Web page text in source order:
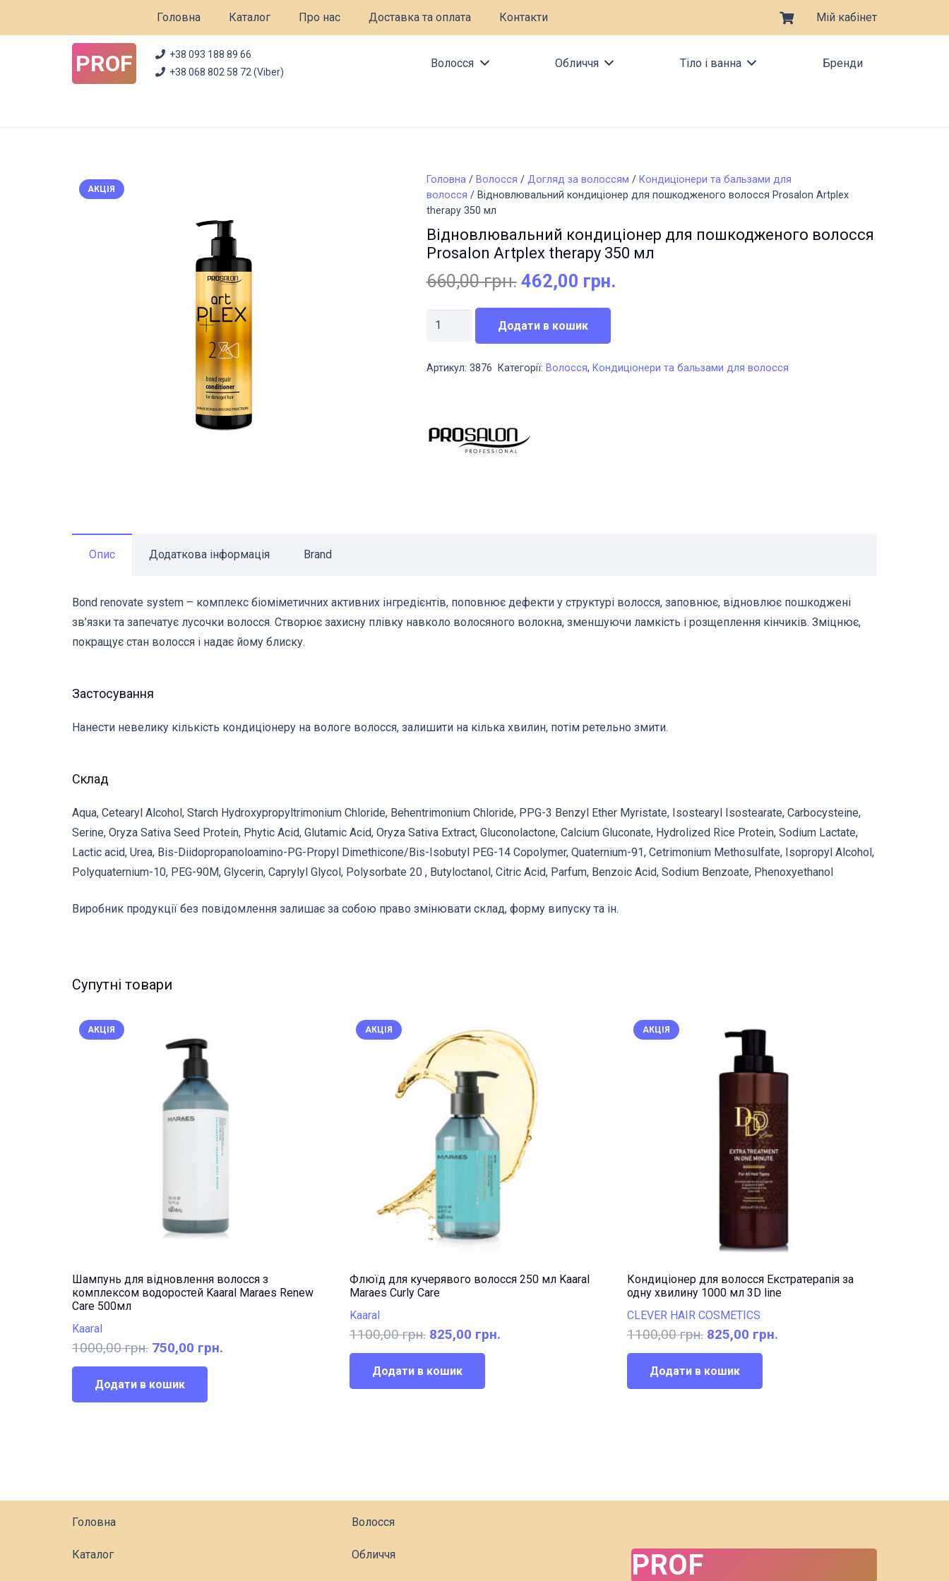
Головна Каталог Про нас Доставка та оплата Контакти Мій кабінет
PROF
+38 093 188 89 66
+38 068 802 58 72 (Viber)
Волосся Обличчя Тіло і ванна Бренди
АКЦІЯ
Головна/ Волосся / Догляд за волоссям / Кондиціонери та бальзами для
волосся / Відновлювальний кондиціонер для пошкодженого волосся Prosalon Artplex
therapy 350 мл
Відновлювальний кондиціонер для пошкодженого волосся
Prosalon Artplex therapy 350 мл
660,00грн. Оригінальна
660,00 грн..
462,00 грн.Поточна
Відновлювальний
кондиціонер
пошкодженого
Artplex
Додати в кошик
Артикул: 3876 Категорії: Волосся, Кондиціонери та бальзами для волосся
Опис Додаткова інформація Brand
Bond renovate system – комплекс біоміметичних активних інгредієнтів, поповнює дефекти у структурі волосся, заповнює, відновлює пошкоджені
зв’язки та запечатує лусочки волосся. Створює захисну плівку навколо волосяного волокна, зменшуючи ламкість і розщеплення кінчиків. Зміцнює,
покращує стан волосся і надає йому блиску.
Застосування
Нанести невелику кількість кондиціонеру на вологе волосся, залишити на кілька хвилин, потім ретельно змити.
Склад
Aqua, Cetearyl Alcohol, Starch Hydroxypropyltrimonium Chloride, Behentrimonium Chloride, PPG-3 Benzyl Ether Myristate, Isostearyl Isostearate, Carbocysteine,
Serine, Oryza Sativa Seed Protein, Phytic Acid, Glutamic Acid, Oryza Sativa Extract, Gluconolactone, Calcium Gluconate, Hydrolized Rice Protein, Sodium Lactate,
Lactic acid, Urea, Bis-Diidopropanoloamino-PG-Propyl Dimethicone/Bis-Isobutyl PEG-14 Copolymer, Quaternium-91, Cetrimonium Methosulfate, Isopropyl Alcohol,
Polyquaternium-10, PEG-90M, Glycerin, Caprylyl Glycol, Polysorbate 20 , Butyloctanol, Citric Acid, Parfum, Benzoic Acid, Sodium Benzoate, Phenoxyethanol
Виробник продукції без повідомлення залишає за собою право змінювати склад, форму випуску та ін.
Супутні товари
АКЦІЯ
Шампунь для відновлення волосся з
комплексом водоростей Kaaral Maraes Renew
Care 500мл
Kaaral
1000,00грн. Оригінальна
ціна:
1000,00 грн..
750,00 грн.
Додати в кошик
АКЦІЯ
Флюїд для кучерявого волосся 250 мл Kaaral
Maraes Curly Care
Kaaral
1100,00грн. Оригінальна
ціна:
1100,00 грн..
825,00 грн.Поточна
Додати в кошик
АКЦІЯ
Кондиціонер для волосся Екстратерапія за
одну хвилину 1000 мл 3D line
CLEVER HAIR COSMETICS
1100,00грн. Оригінальна
ціна:
1100,00 грн..
825,00 грн.Поточна
Додати в кошик
Головна
Каталог
Волосся
Обличчя PROF